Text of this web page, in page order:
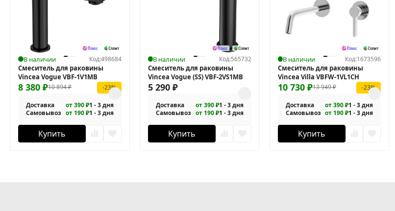
В наличии Код:498684
Смеситель для раковины
Vincea Vogue VBF-1V1MB
10 894₽
8 380 ₽ -23%
Доставка от 390 ₽1 - 3 дня
Самовывоз от 190 ₽1 - 3 дня
Купить
В наличии Код:565732
Смеситель для раковины
Vincea Vogue (SS) VBF-2VS1MB
5 290 ₽
Доставка от 390 ₽1 - 3 дня
Самовывоз от 190 ₽1 - 3 дня
Купить
В наличии Код:1673596
Смеситель для раковины
Vincea Villa VBFW-1VL1CH
13 949₽
10 730 ₽ -23%
Доставка от 390 ₽1 - 3 дня
Самовывоз от 190 ₽1 - 3 дня
Купить